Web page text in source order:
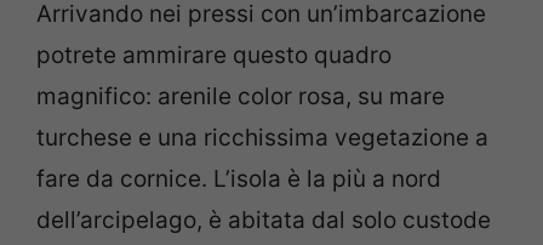
Arrivando nei pressi con un’imbarcazione
potrete ammirare questo quadro
magnifico: arenile color rosa, su mare
turchese e una ricchissima vegetazione a
fare da cornice. L’isola è la più a nord
dell’arcipelago, è abitata dal solo custode